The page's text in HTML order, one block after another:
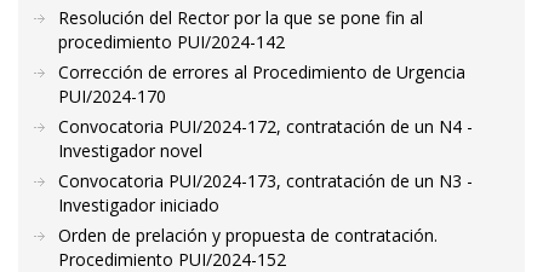
Resolución del Rector por la que se pone fin al
procedimiento PUI/2024-142
Corrección de errores al Procedimiento de Urgencia
PUI/2024-170
Convocatoria PUI/2024-172, contratación de un N4 -
Investigador novel
Convocatoria PUI/2024-173, contratación de un N3 -
Investigador iniciado
Orden de prelación y propuesta de contratación.
Procedimiento PUI/2024-152